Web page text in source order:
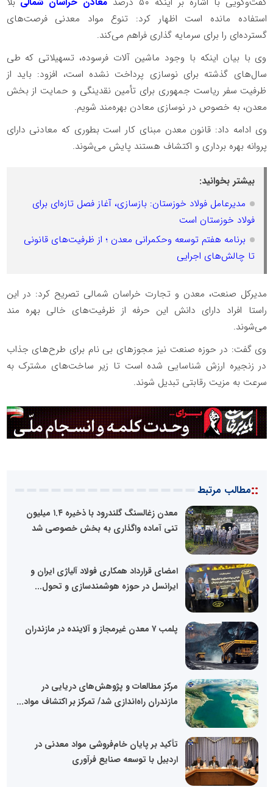
استفاده مانده است اظهار کرد: تنوع مواد معدنی فرصت‌های
گسترده‌ای را برای سرمایه گذاری فراهم می‌کند.
وی با بیان اینکه با وجود ماشین آلات فرسوده، تسهیلاتی که طی
سال‌های گذشته برای نوسازی پرداخت نشده است، افزود: باید از
ظرفیت سفر ریاست جمهوری برای تأمین نقدینگی و حمایت از بخش
معدن، به خصوص در نوسازی معادن بهره‌مند شویم.
وی ادامه داد: قانون معدن مبنای کار است بطوری که معادنی دارای
پروانه بهره برداری و اکتشاف هستند پایش می‌شوند.
بیشتر بخوانید:
مدیرعامل فولاد خوزستان: بازسازی، آغاز فصل تازه‌ای برای
فولاد خوزستان است
برنامه هفتم توسعه وحکمرانی معدن ؛ از ظرفیت‌های قانونی
تا چالش‌های اجرایی
مدیرکل صنعت، معدن و تجارت خراسان شمالی تصریح کرد: در این
راستا افراد دارای دانش این حرفه از ظرفیت‌های خالی بهره مند
می‌شوند.
وی گفت: در حوزه صنعت نیز مجوزهای بی نام برای طرح‌های جذاب
در زنجیره ارزش شناسایی شده است تا زیر ساخت‌های مشترک به
سرعت به مزیت رقابتی تبدیل شوند.
::مطالب مرتبط
معدن زغالسنگ گلندرود با ذخیره ۱.۴ میلیون
تنی آماده واگذاری به بخش خصوصی شد
امضای قرارداد همکاری فولاد آلیاژی ایران و
ایرانسل در حوزه هوشمندسازی و تحول...
پلمب ۷ معدن غیرمجاز و آلاینده در مازندران
مرکز مطالعات و پژوهش‌های دریایی در
مازندران راه‌اندازی شد/ تمرکز بر اکتشاف مواد...
تأکید بر پایان خام‌فروشی مواد معدنی در
اردبیل با توسعه صنایع فرآوری